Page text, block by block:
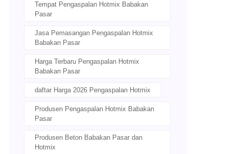
Tempat Pengaspalan Hotmix Babakan
Pasar
Jasa Pemasangan Pengaspalan Hotmix
Babakan Pasar
Harga Terbaru Pengaspalan Hotmix
Babakan Pasar
daftar Harga 2026 Pengaspalan Hotmix
Produsen Pengaspalan Hotmix Babakan
Pasar
Produsen Beton Babakan Pasar dan
Hotmix